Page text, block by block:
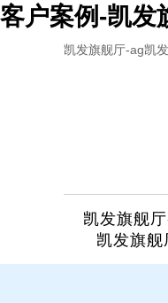
客户案例-凯发
凯发旗舰厅-ag凯
凯发旗舰
凯发旗舰